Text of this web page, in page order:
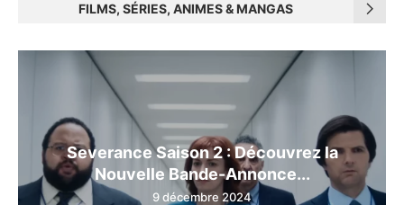
FILMS, SÉRIES, ANIMES & MANGAS
Severance Saison 2 : Découvrez la
Nouvelle Bande-Annonce...
9 décembre 2024